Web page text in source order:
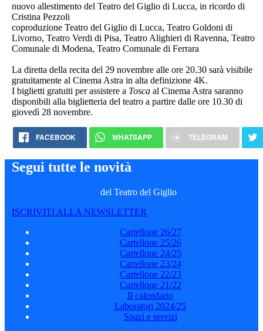
nuovo allestimento del Teatro del Giglio di Lucca, in ricordo di
Cristina Pezzoli
coproduzione Teatro del Giglio di Lucca, Teatro Goldoni di
Livorno, Teatro Verdi di Pisa, Teatro Alighieri di Ravenna, Teatro
Comunale di Modena, Teatro Comunale di Ferrara
La diretta della recita del 29 novembre alle ore 20.30 sarà visibile
gratuitamente al Cinema Astra in alta definizione 4K.
I biglietti gratuiti per assistere a Tosca al Cinema Astra saranno
disponibili alla biglietteria del teatro a partire dalle ore 10.30 di
giovedì 28 novembre.
FACEBOOK WHATSAPP TELEGRAM
Segui tutte le novità
del Teatro del Giglio
ISCRIVITI ALLA NEWSLETTER
Cartellone 26/27
Cartellone 25/26
Cartellone 24/25
Cartellone 23/24
Cartellone 22/23
Cartellone 21/22
Il calendario
Laboratori 2024/25
Spazi e servizi